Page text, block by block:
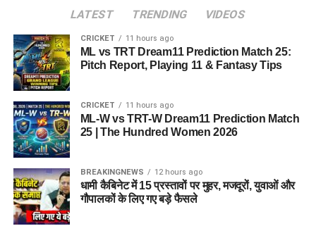
LATEST TRENDING VIDEOS
CRICKET 11 hours ago
ML vs TRT Dream11 Prediction Match 25:
Pitch Report, Playing 11 & Fantasy Tips
CRICKET 11 hours ago
ML-W vs TRT-W Dream11 Prediction Match
25 | The Hundred Women 2026
BREAKINGNEWS 12 hours ago
धामी कैबिनेट में 15 प्रस्तावों पर मुहर, मजदूरों, युवाओं और
गौपालकों के लिए गए बड़े फैसले